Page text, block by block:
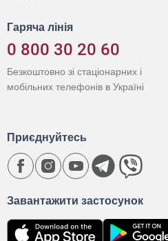
Гаряча лінія
0 800 30 20 60
Безкоштовно зі стаціонарних і
мобільних телефонів в Україні
Завантажити застосунок
Приєднуйтесь